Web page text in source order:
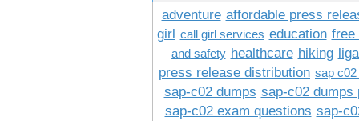
adventure affordable press
girl call girl services education free
and safety healthcare hiking
press release distribution sap
sap-c02 dumps sap-c02 dumps
sap-c02 exam questions sap-